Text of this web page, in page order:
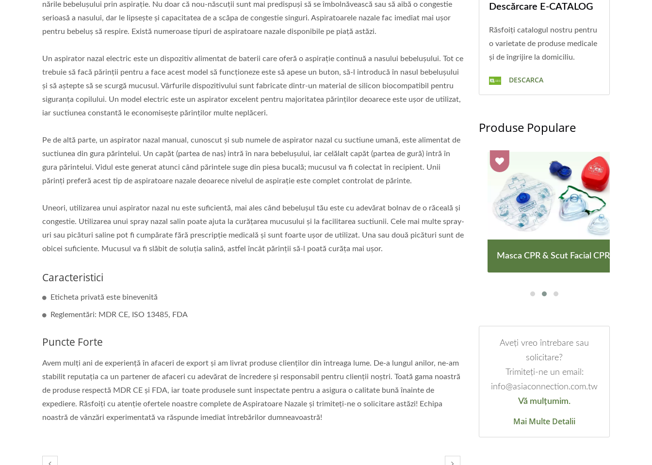
nările bebelușului prin aspirație. Nu doar că nou-născuții sunt mai predispuși să se îmbolnăvească sau să aibă o congestie
serioasă a nasului, dar le lipsește și capacitatea de a scăpa de congestie singuri. Aspiratoarele nazale fac imediat mai ușor
pentru bebeluș să respire. Există numeroase tipuri de aspiratoare nazale disponibile pe piață astăzi.
Un aspirator nazal electric este un dispozitiv alimentat de baterii care oferă o aspirație continuă a nasului bebelușului. Tot ce
trebuie să facă părinții pentru a face acest model să funcționeze este să apese un buton, să-l introducă în nasul bebelușului
și să aștepte să se scurgă mucusul. Vârfurile dispozitivului sunt fabricate dintr-un material de silicon biocompatibil pentru
siguranța copilului. Un model electric este un aspirator excelent pentru majoritatea părinților deoarece este ușor de utilizat,
iar suctiunea constantă le economisește părinților multe neplăceri.
Pe de altă parte, un aspirator nazal manual, cunoscut și sub numele de aspirator nazal cu suctiune umană, este alimentat de
suctiunea din gura părintelui. Un capăt (partea de nas) intră în nara bebelușului, iar celălalt capăt (partea de gură) intră în
gura părintelui. Vidul este generat atunci când părintele suge din piesa bucală; mucusul va fi colectat în recipient. Unii
părinți preferă acest tip de aspiratoare nazale deoarece nivelul de aspirație este complet controlat de părinte.
Uneori, utilizarea unui aspirator nazal nu este suficientă, mai ales când bebelușul tău este cu adevărat bolnav de o răceală și
congestie. Utilizarea unui spray nazal salin poate ajuta la curățarea mucusului și la facilitarea suctiunii. Cele mai multe spray-
uri sau picături saline pot fi cumpărate fără prescripție medicală și sunt foarte ușor de utilizat. Una sau două picături sunt de
obicei suficiente. Mucusul va fi slăbit de soluția salină, astfel încât părinții să-l poată curăța mai ușor.
Caracteristici
Eticheta privată este binevenită
Reglementări: MDR CE, ISO 13485, FDA
Puncte Forte
Avem mulți ani de experiență în afaceri de export și am livrat produse clienților din întreaga lume. De-a lungul anilor, ne-am
stabilit reputația ca un partener de afaceri cu adevărat de încredere și responsabil pentru clienții noștri. Toată gama noastră
de produse respectă MDR CE și FDA, iar toate produsele sunt inspectate pentru a asigura o calitate bună înainte de
expediere. Răsfoiți cu atenție ofertele noastre complete de Aspiratoare Nazale și trimiteți-ne o solicitare astăzi! Echipa
noastră de vânzări experimentată va răspunde imediat întrebărilor dumneavoastră!
Descărcare E-CATALOG
Răsfoiți catalogul nostru pentru
o varietate de produse medicale
și de îngrijire la domiciliu.
DESCARCA
Produse Populare
Masca CPR & Scut Facial CPR
Aveți vreo întrebare sau
solicitare?
Trimiteți-ne un email:
info@asiaconnection.com.tw
Vă mulțumim.
Mai Multe Detalii